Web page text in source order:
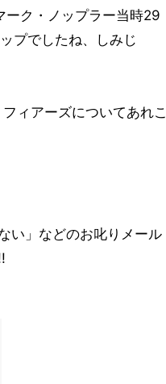
ーク・ノップラー当時29
プでしたね、しみじ
ィアーズについてあれこ
い」などのお叱りメール